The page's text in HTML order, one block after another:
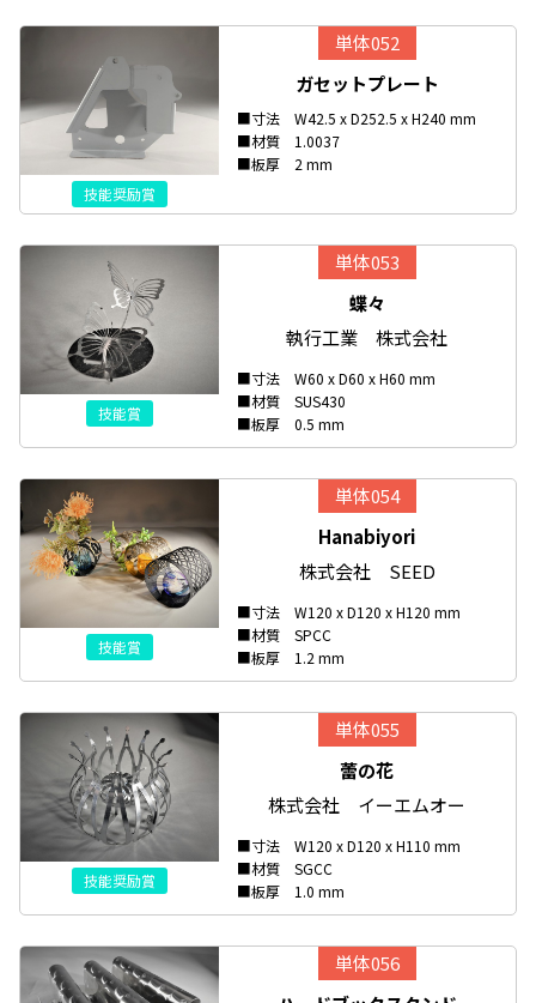
技能奨励賞
単体052
ガセットプレート
■寸法 W42.5 x D252.5 x H240 mm
■材質 1.0037
■板厚 2 mm
技能賞
単体053
蝶々
執行工業 株式会社
■寸法 W60 x D60 x H60 mm
■材質 SUS430
■板厚 0.5 mm
技能賞
単体054
Hanabiyori
株式会社 SEED
■寸法 W120 x D120 x H120 mm
■材質 SPCC
■板厚 1.2 mm
技能奨励賞
単体055
蕾の花
株式会社 イーエムオー
■寸法 W120 x D120 x H110 mm
■材質 SGCC
■板厚 1.0 mm
単体056